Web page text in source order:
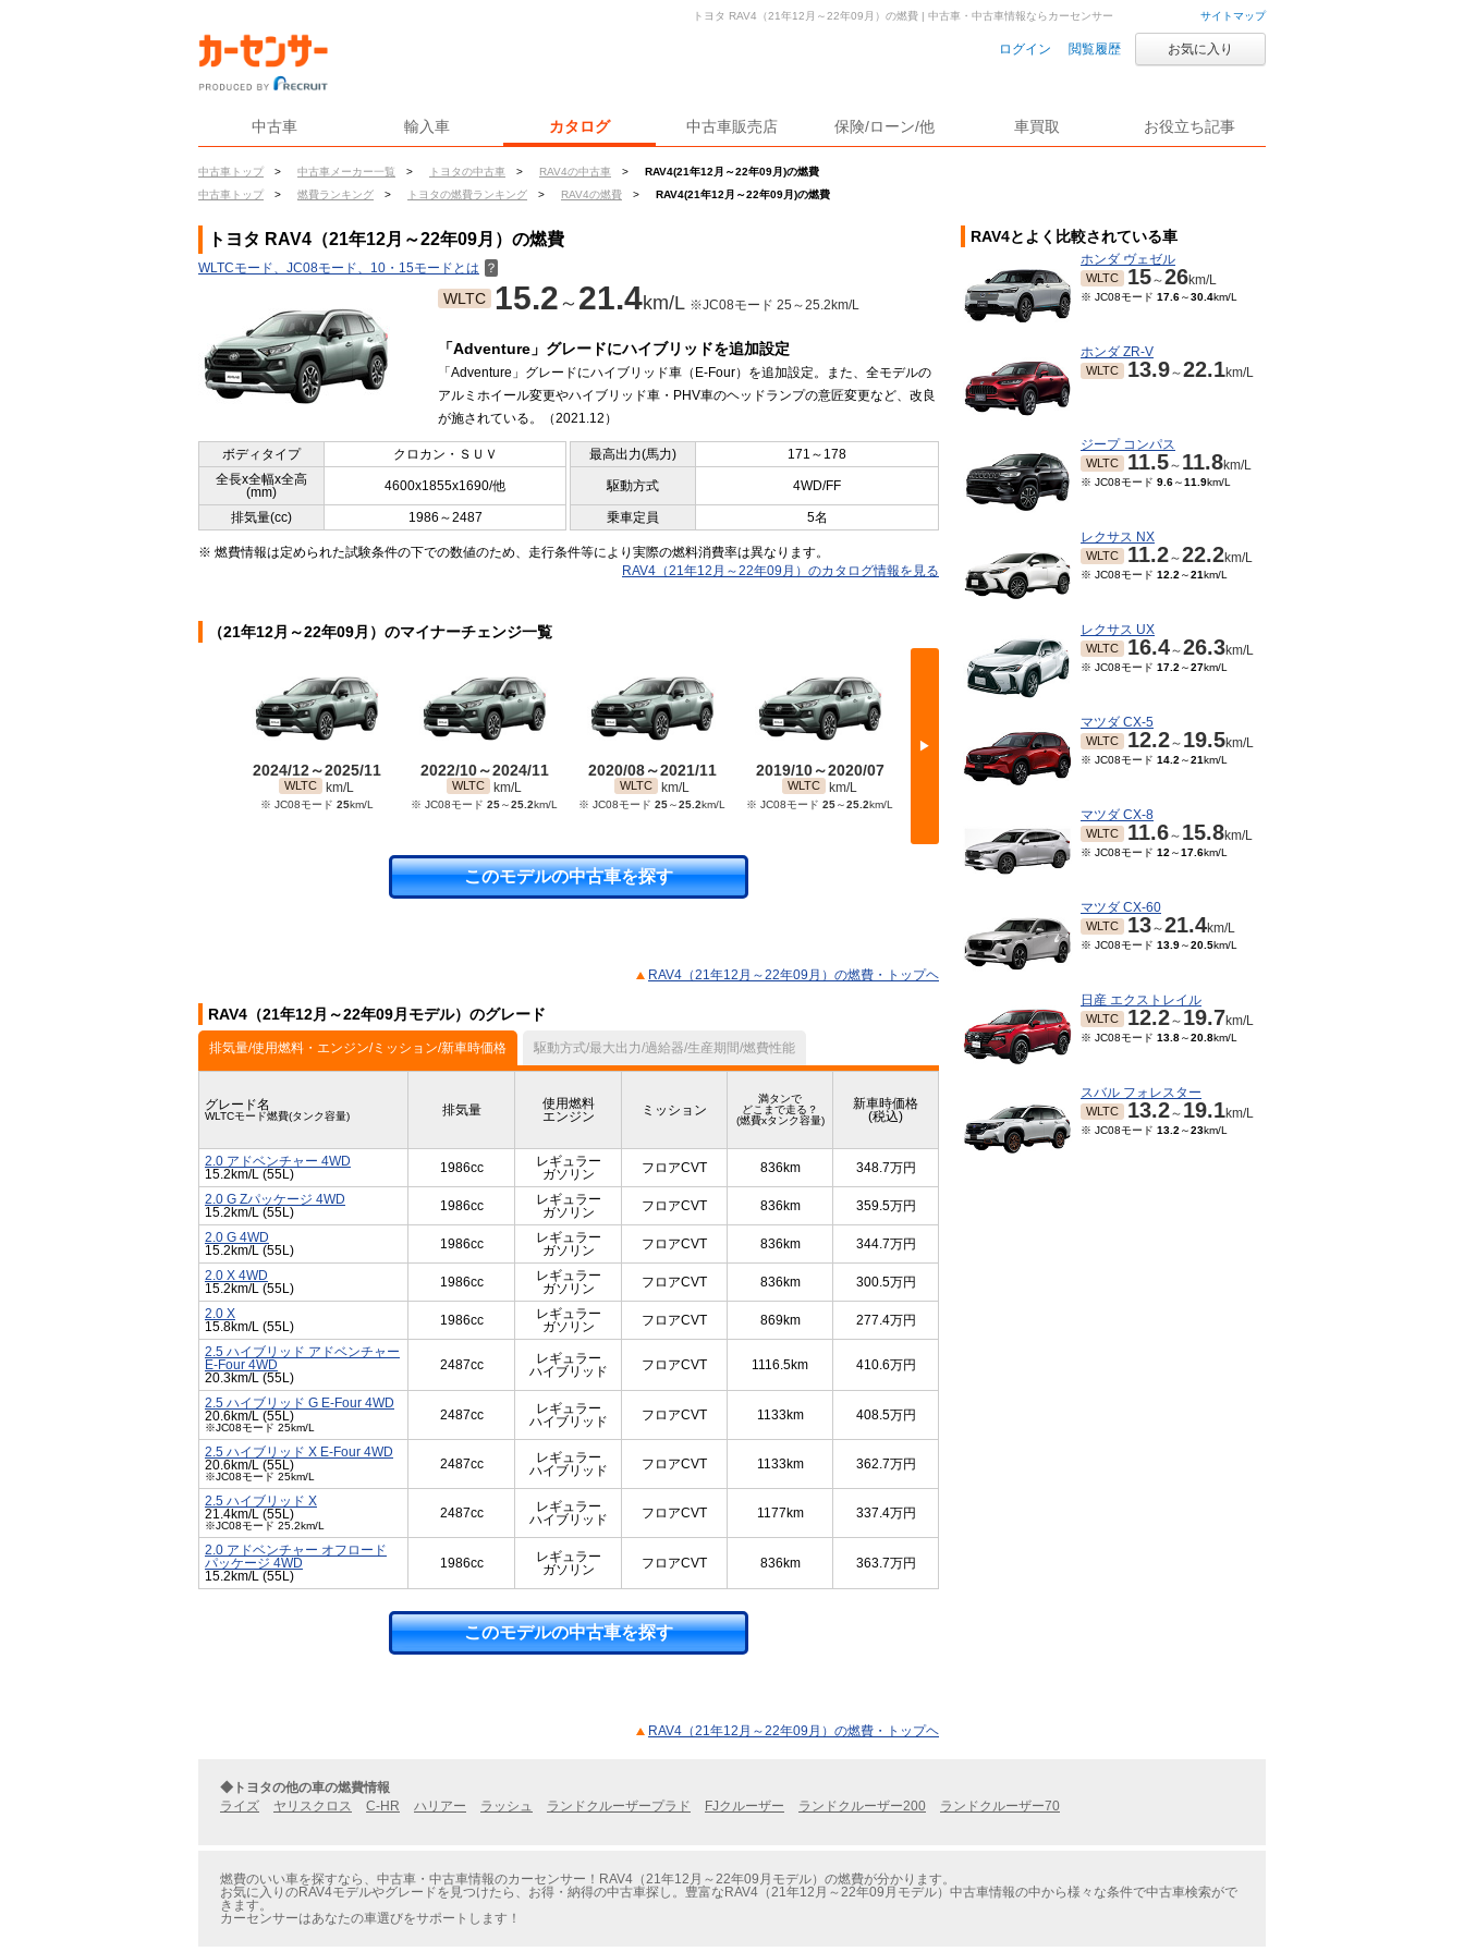
サイトマップ
ログイン 閲覧履歴 お気に入り
中古車 輸入車 カタログ 中古車販売店 保険/ローン/他 車買取 お役立ち記事
中古車トップ > 中古車メーカー一覧 > トヨタの中古車 > RAV4の中古車 >
RAV4(21年12月～22年09月)の燃費
中古車トップ
> 燃費ランキング > トヨタの燃費ランキング > RAV4の燃費 > RAV4(21年12月～22年09月)の燃費
トヨタ RAV4（21年12月～22年09月）の燃費 | 中古車・中古車情報ならカーセンサー
トヨタ RAV4（21年12月～22年09月）の燃費
WLTCモード、JC08モード、10・15モードとは ？
WLTC 15.2 ～ 21.4km/L ※JC08モード 25～25.2km/L
「Adventure」グレードにハイブリッドを追加設定
「Adventure」グレードにハイブリッド車（E-Four）を追加設定。また、全モデルの
アルミホイール変更やハイブリッド車・PHV車のヘッドランプの意匠変更など、改良
が施されている。（2021.12）
ボディタイプ クロカン・ＳＵＶ 最高出力(馬力)
171～178
全長x全幅x全高
(mm)
4600x1855x1690/他 駆動方式 4WD/FF
排気量(cc) 1986～2487 乗車定員 5名
※ 燃費情報は定められた試験条件の下での数値のため、走行条件等により実際の燃料消費率は異なります。
RAV4（21年12月～22年09月）のカタログ情報を見る
（21年12月～22年09月）のマイナーチェンジ一覧
▶
2024/12～2025/11
WLTC km/L
※ JC08モード 25km/L
2022/10～2024/11
WLTC km/L
※ JC08モード 25～25.2km/L
2020/08～2021/11
WLTC km/L
※ JC08モード 25～25.2km/L
2019/10～2020/07
WLTC km/L
※ JC08モード 25～25.2km/L
2019/04～2019/09
WLTC km/L
このモデルの中古車を探す
RAV4（21年12月～22年09月）の燃費・トップヘ
RAV4（21年12月～22年09月モデル）のグレード
排気量/使用燃料・エンジン/ミッション/新車時価格 駆動方式/最大出力/過給器/生産期間/燃費性能
グレード名
WLTCモード燃費(タンク容量) 排気量
使用燃料
エンジン
ミッション
満タンで
どこまで走る？
(燃費xタンク容量)
新車時価格
(税込)
2.0 アドベンチャー 4WD
15.2km/L (55L)
1986cc
レギュラー
ガソリン
フロアCVT 836km 348.7万円
2.0 G Zパッケージ 4WD
15.2km/L (55L)
1986cc
レギュラー
ガソリン
フロアCVT 836km 359.5万円
2.0 G 4WD
15.2km/L (55L)
1986cc
レギュラー
ガソリン
フロアCVT 836km 344.7万円
2.0 X 4WD
15.2km/L (55L)
1986cc
レギュラー
ガソリン
フロアCVT 836km 300.5万円
2.0 X
15.8km/L (55L)
1986cc
レギュラー
ガソリン
フロアCVT 869km 277.4万円
2.5 ハイブリッド アドベンチャー
E-Four 4WD
20.3km/L (55L)
2487cc
レギュラー
ハイブリッド
フロアCVT 1116.5km 410.6万円
2.5 ハイブリッド G E-Four 4WD
20.6km/L (55L)
※JC08モード 25km/L
2487cc
レギュラー
ハイブリッド
フロアCVT 1133km 408.5万円
2.5 ハイブリッド X E-Four 4WD
20.6km/L (55L)
※JC08モード 25km/L
2487cc
レギュラー
ハイブリッド
フロアCVT 1133km 362.7万円
2.5 ハイブリッド X
21.4km/L (55L)
※JC08モード 25.2km/L
2487cc
レギュラー
ハイブリッド
フロアCVT 1177km 337.4万円
2.0 アドベンチャー オフロード
パッケージ 4WD
15.2km/L (55L)
1986cc
レギュラー
ガソリン
フロアCVT 836km 363.7万円
このモデルの中古車を探す
RAV4（21年12月～22年09月）の燃費・トップヘ
RAV4とよく比較されている車
ホンダ ヴェゼル
WLTC 15～26km/L
※ JC08モード 17.6～30.4km/L
ホンダ ZR-V
WLTC 13.9～22.1km/L
ジープ コンパス
WLTC 11.5～ 11.8km/L
※ JC08モード 9.6～11.9km/L
レクサス NX
WLTC 11.2～22.2km/L
※ JC08モード 12.2 ～21km/L
レクサス UX
WLTC 16.4～26.3km/L
※ JC08モード 17.2 ～27km/L
マツダ CX-5
WLTC 12.2～ 19.5km/L
※ JC08モード 14.2 ～21km/L
マツダ CX-8
WLTC 11.6～ 15.8km/L
※ JC08モード 12 ～17.6km/L
マツダ CX-60
WLTC 13～21.4km/L
※ JC08モード 13.9～20.5km/L
日産 エクストレイル
WLTC 12.2～ 19.7km/L
※ JC08モード 13.8～20.8km/L
スバル フォレスター
WLTC 13.2～ 19.1km/L
※ JC08モード 13.2 ～23km/L
◆トヨタの他の車の燃費情報
ライズ
ヤリスクロス C-HR ハリアー ラッシュ ランドクルーザープラド FJクルーザー ランドクルーザー200 ランドクルーザー70
燃費のいい車を探すなら、中古車・中古車情報のカーセンサー！RAV4（21年12月～22年09月モデル）の燃費が分かります。
お気に入りのRAV4モデルやグレードを見つけたら、お得・納得の中古車探し。豊富なRAV4（21年12月～22年09月モデル）中古車情報の中から様々な条件で中古車検索がで
きます。
カーセンサーはあなたの車選びをサポートします！